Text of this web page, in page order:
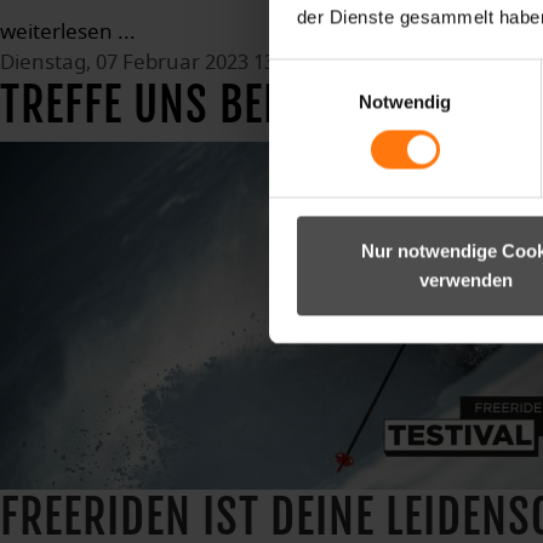
der Dienste gesammelt
Einwilligungsauswahl
Notwendig
Nur notwendige
verwenden
weiterlesen ...
Dienstag, 07 Februar 2023 13:00
TREFFE UNS BEIM
FREERIDEN IST DEINE